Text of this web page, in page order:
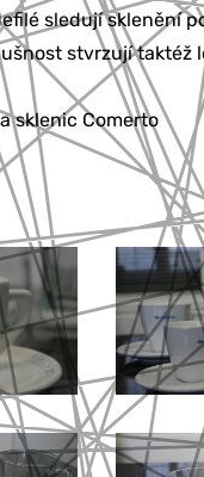
sledují sklenění
stvrzují taktéž